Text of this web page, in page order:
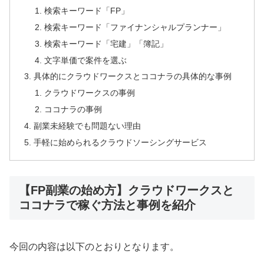
検索キーワード「FP」
検索キーワード「ファイナンシャルプランナー」
検索キーワード「宅建」「簿記」
文字単価で案件を選ぶ
具体的にクラウドワークスとココナラの具体的な事例
クラウドワークスの事例
ココナラの事例
副業未経験でも問題ない理由
手軽に始められるクラウドソーシングサービス
【FP副業の始め方】クラウドワークスと
ココナラで稼ぐ方法と事例を紹介
今回の内容は以下のとおりとなります。